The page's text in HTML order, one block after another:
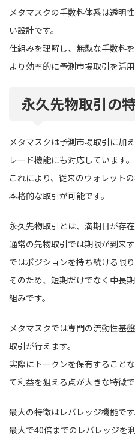
メタマスクの手数料体系は透明
い設計です。
仕組みを理解し、無駄な手数料
より効率的に予測市場取引を活用
永久先物取引の
メタマスクは予測市場取引に加
レード機能にも対応しています。
これにより、従来のウォレット
本格的な取引が可能です。
永久先物取引とは、満期日が存
通常の先物取引では期限が到来
ではポジションを持ち続ける限
そのため、短期だけでなく中長
組みです。
メタマスクでは専門の流動性基
取引が行えます。
実際にトークンを保有すること
て利益を狙える点が大きな特徴で
最大の特徴はレバレッジ機能です
最大で40倍までのレバレッジを